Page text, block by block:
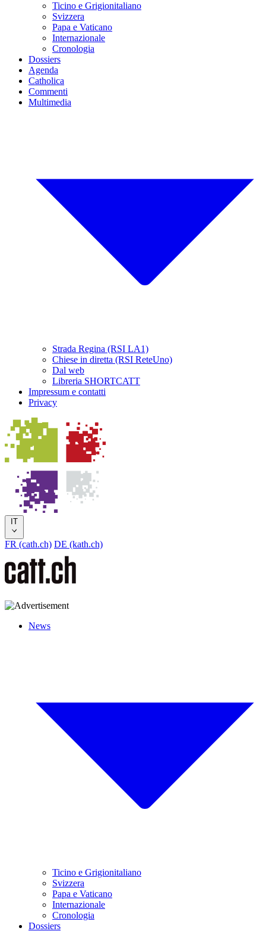
Ticino e Grigionitaliano
Svizzera
Papa e Vaticano
Internazionale
Cronologia
Dossiers
Agenda
Catholica
Commenti
Multimedia
Strada Regina (RSI LA1)
Chiese in diretta (RSI ReteUno)
Dal web
Libreria SHORTCATT
Impressum e contatti
Privacy
IT
FR (cath.ch) DE (kath.ch)
News
Ticino e Grigionitaliano
Svizzera
Papa e Vaticano
Internazionale
Cronologia
Dossiers